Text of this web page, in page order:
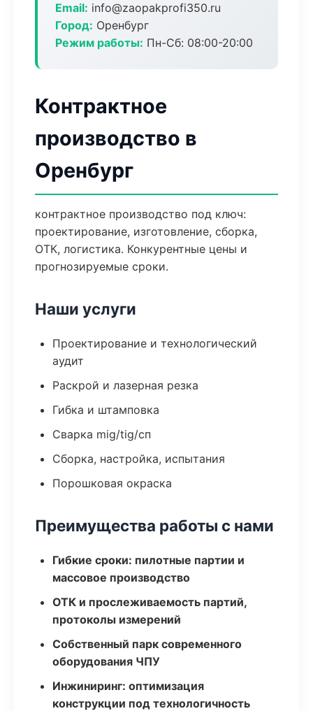
Email: info@zaopakprofi350.ru
Город: Оренбург
Режим работы: Пн-Сб: 08:00-20:00
Контрактное
производство в
Оренбург
контрактное производство под ключ:
проектирование, изготовление, сборка,
ОТК, логистика. Конкурентные цены и
прогнозируемые сроки.
Наши услуги
Проектирование и технологический
аудит
Раскрой и лазерная резка
Гибка и штамповка
Сварка mig/tig/сп
Сборка, настройка, испытания
Порошковая окраска
Преимущества работы с нами
Гибкие сроки: пилотные партии и
массовое производство
ОТК и прослеживаемость партий,
протоколы измерений
Собственный парк современного
оборудования ЧПУ
Инжиниринг: оптимизация
конструкции под технологичность